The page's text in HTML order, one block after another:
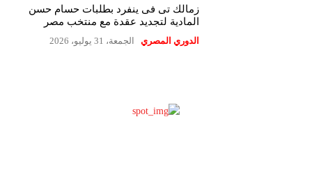
زمالك تى فى ينفرد بطلبات حسام حسن
المادية لتجديد عقدة مع منتخب مصر
الدوري المصري الجمعة، 31 يوليو، 2026